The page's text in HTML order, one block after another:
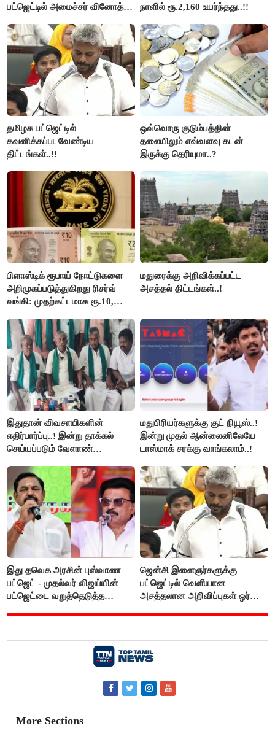
பட்ஜெட்டில் அமைச்சர் வினோத்
நாளில் ரூ.2,160 உயர்ந்தது..!!
தமிழக பட்ஜெட்டில்
கவனிக்கப்படவேண்டிய
திட்டங்கள்..!!
ஒவ்வொரு குடும்பத்தின்
தலையிலும் எவ்வளவு கடன்
இருக்கு தெரியுமா..?
பிளாஸ்டிக் ரூபாய் நோட்டுகளை
அறிமுகப்படுத்துகிறது ரிசர்வ்
வங்கி: முதற்கட்டமாக ரூ.10,
மதுரைக்கு அறிவிக்கப்பட்ட
அசத்தல் திட்டங்கள்..!
இதுதான் விவசாயிகளின்
எதிர்பார்ப்பு..! இன்று தாக்கல்
செய்யப்படும் வேளாண்
கோரிக்கை!
மதுபிரியர்களுக்கு குட் நியூஸ்..!
இன்று முதல் ஆன்லைனிலேயே
டாஸ்மாக் சரக்கு வாங்கலாம்..!
இது தவெக அரசின் புஸ்வாண
பட்ஜெட் - முதல்வர் விஜய்யின்
பட்ஜெட்டை வறுத்தெடுத்த
ஜென்சி இளைஞர்களுக்கு
பட்ஜெட்டில் வெளியான
அசத்தலான அறிவிப்புகள் ஒர்
More Sections